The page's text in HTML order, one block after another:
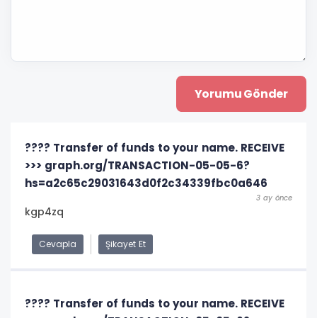
???? Transfer of funds to your name. RECEIVE
>>> graph.org/TRANSACTION-05-05-6?
hs=a2c65c29031643d0f2c34339fbc0a646
3 ay önce
kgp4zq
Cevapla Şikayet Et
???? Transfer of funds to your name. RECEIVE